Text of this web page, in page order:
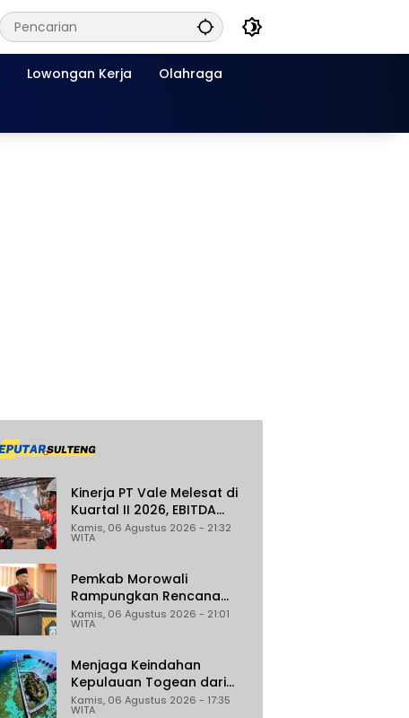
Lowongan Kerja Olahraga
Kinerja PT Vale Melesat di
Kuartal II 2026, EBITDA
Tumbuh 45 Persen
Kamis, 06 Agustus 2026 - 21:32
WITA
Pemkab Morowali
Rampungkan Rencana
Induk Iptek, Fokus pada
Riset dan Inovasi Daerah
Kamis, 06 Agustus 2026 - 21:01
WITA
Menjaga Keindahan
Kepulauan Togean dari
Ancaman Illegal Fishing
Kamis, 06 Agustus 2026 - 17:35
WITA